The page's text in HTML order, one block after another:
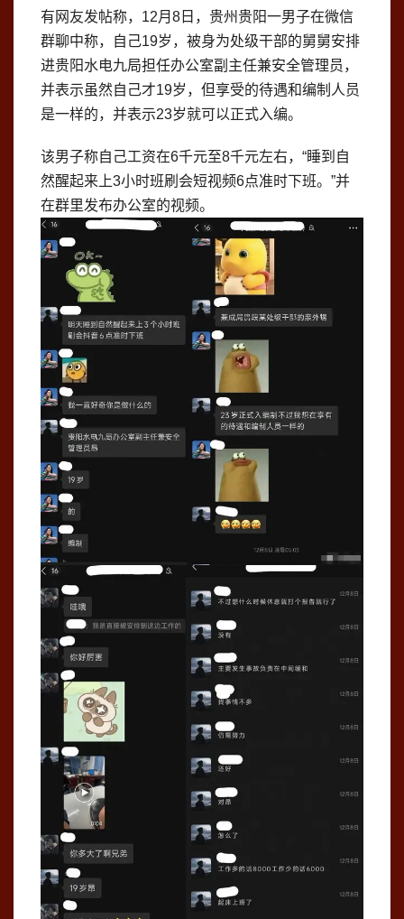
有网友发帖称，12月8日，贵州贵阳一男子在微信
群聊中称，自己19岁，被身为处级干部的舅舅安排
进贵阳水电九局担任办公室副主任兼安全管理员，
并表示虽然自己才19岁，但享受的待遇和编制人员
是一样的，并表示23岁就可以正式入编。
该男子称自己工资在6千元至8千元左右，“睡到自
然醒起来上3小时班刷会短视频6点准时下班。”并
在群里发布办公室的视频。